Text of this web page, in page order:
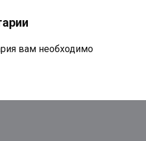
вам необходимо